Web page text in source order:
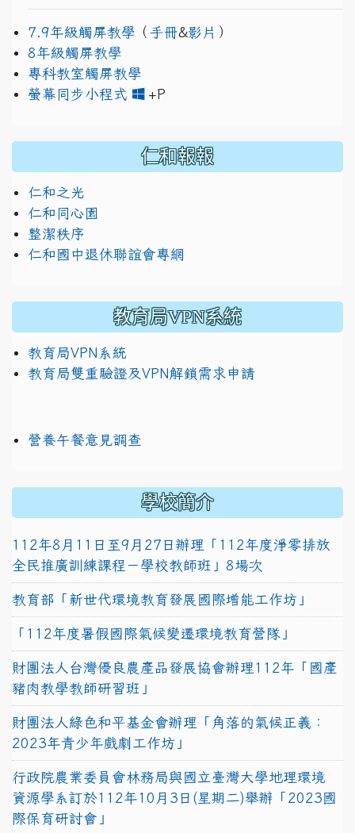
7.9年級觸屏教學 （ 手冊&影片 ）
8年級觸屏教學
專科教室觸屏教學
螢幕同步小程式
+P
仁和報報
仁和之光
仁和同心園
整潔秩序
仁和國中退休聯誼會專網
教育局VPN系統
教育局VPN系統
教育局雙重驗證及VPN解鎖需求申請
營養午餐意見調查
學校簡介
112年8月11日至9月27日辦理「112年度淨零排放
全民推廣訓練課程－學校教師班」8場次
教育部「新世代環境教育發展國際增能工作坊」
「112年度暑假國際氣候變遷環境教育營隊」
財團法人台灣優良農產品發展協會辦理112年「國產
豬肉教學教師研習班」
財團法人綠色和平基金會辦理「角落的氣候正義：
2023年青少年戲劇工作坊」
行政院農業委員會林務局與國立臺灣大學地理環境
資源學系訂於112年10月3日(星期二)舉辦「2023國
際保育研討會」